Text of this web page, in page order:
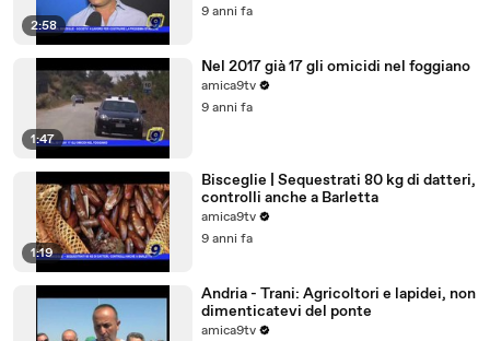
2:58
9 anni fa
1:47
Nel 2017 già 17 gli omicidi nel foggiano
amica9tv
9 anni fa
1:19
Bisceglie | Sequestrati 80 kg di datteri,
controlli anche a Barletta
amica9tv
9 anni fa
Andria - Trani: Agricoltori e lapidei, non
dimenticatevi del ponte
amica9tv